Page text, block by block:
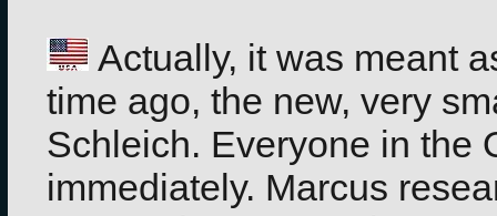
Actually, it was meant
time ago, the new, very
Schleich. Everyone in the
immediately. Marcus